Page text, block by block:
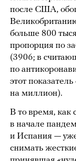
после США,
больше 800
пропорция по
(3906; в
по
этот
на миллион).
В то время, как
в начале
и Испания —
снимать